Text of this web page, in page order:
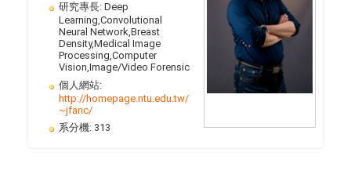
研究專長: Deep
Learning,Convolutional
Neural Network,Breast
Density,Medical Image
Processing,Computer
Vision,Image/Video Forensic
個人網站:
http://homepage.ntu.edu.tw/
~jfanc/
系分機: 313